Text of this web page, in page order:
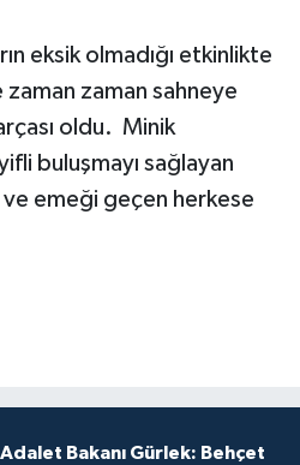
eksik olmadığı etkinlikte
zaman sahneye
oldu. Minik
buluşmayı sağlayan
emeği geçen herkese
Adalet Bakanı Gürlek: Behçet